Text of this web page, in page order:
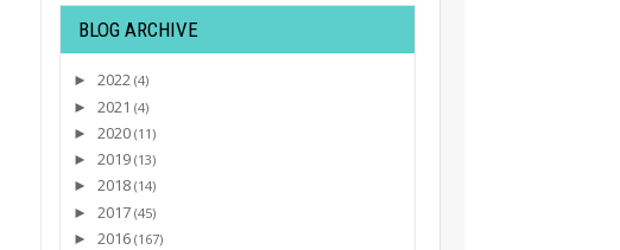
BLOG ARCHIVE
► 2022 (4)
► 2021 (4)
► 2020 (11)
► 2019 (13)
► 2018 (14)
► 2017 (45)
► 2016 (167)